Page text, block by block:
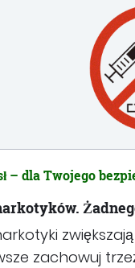
– dla Twojego
zachowuj